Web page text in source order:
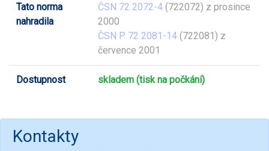
Tato norma
nahradila
ČSN 72 2072-4 (722072) z prosince
2000
ČSN P 72 2081-14 (722081) z
července 2001
Dostupnost skladem (tisk na počkání)
Kontakty